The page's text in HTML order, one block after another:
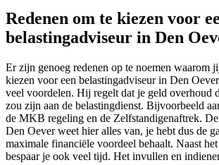
Redenen om te kiezen voor
belastingadviseur in Den
Er zijn genoeg redenen op te noemen waarom
kiezen voor een belastingadviseur in Den
veel voordelen. Hij regelt dat je geld overhoud
zou zijn aan de belastingdienst. Bijvoorbeeld
de MKB regeling en de Zelfstandigenaftrek.
Den Oever weet hier alles van, je hebt dus de
maximale financiële voordeel behaalt. Naast
bespaar je ook veel tijd. Het invullen en